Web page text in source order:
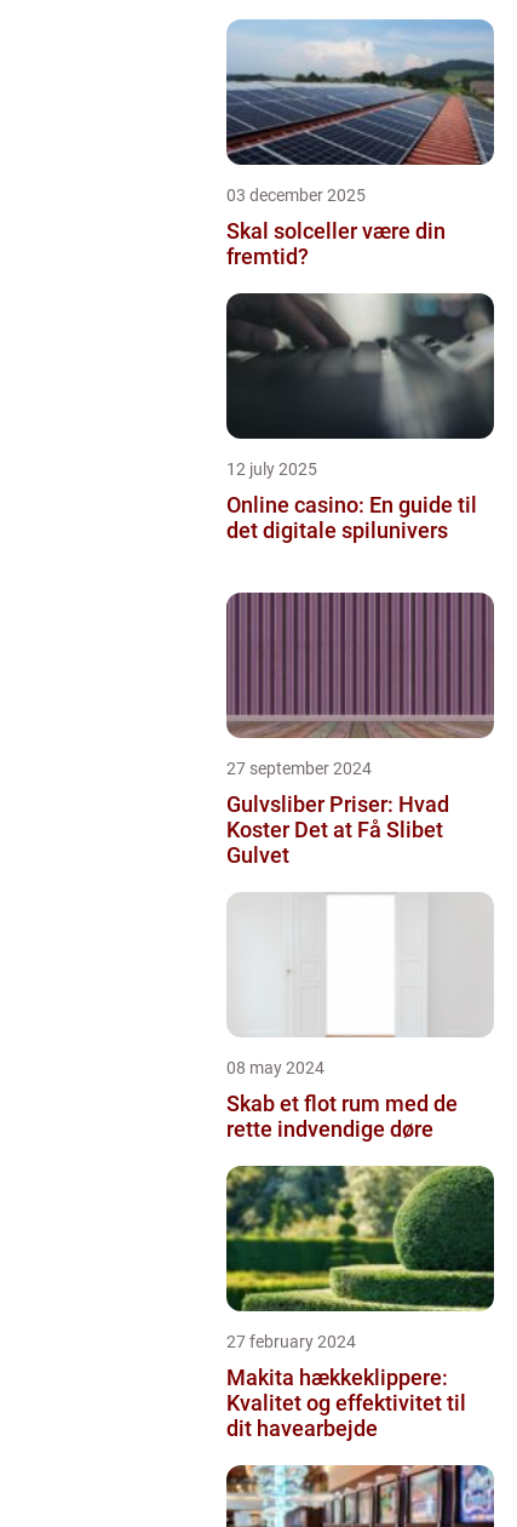
03 december 2025
Skal solceller være din
fremtid?
12 july 2025
Online casino: En guide til
det digitale spilunivers
27 september 2024
Gulvsliber Priser: Hvad
Koster Det at Få Slibet
Gulvet
08 may 2024
Skab et flot rum med de
rette indvendige døre
27 february 2024
Makita hækkeklippere:
Kvalitet og effektivitet til
dit havearbejde